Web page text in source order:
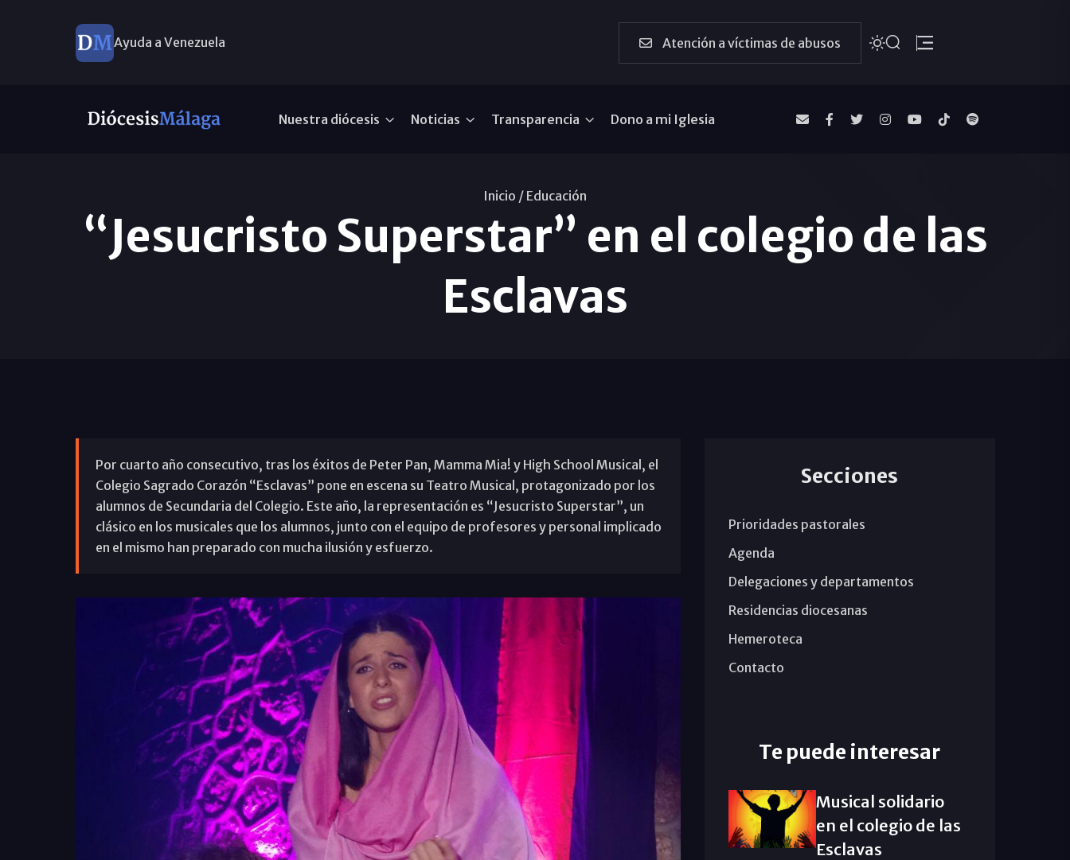
Ayuda a Venezuela Atención a víctimas de abusos
Nuestra diócesis Noticias Transparencia Dono a mi Iglesia
Inicio / Educación
“Jesucristo Superstar” en el colegio de las
Esclavas
Por cuarto año consecutivo, tras los éxitos de Peter Pan, Mamma Mia! y High School Musical, el
Colegio Sagrado Corazón “Esclavas” pone en escena su Teatro Musical, protagonizado por los
alumnos de Secundaria del Colegio. Este año, la representación es “Jesucristo Superstar”, un
clásico en los musicales que los alumnos, junto con el equipo de profesores y personal implicado
en el mismo han preparado con mucha ilusión y esfuerzo.
Secciones
Prioridades pastorales
Agenda
Delegaciones y departamentos
Residencias diocesanas
Hemeroteca
Contacto
Te puede interesar
Musical solidario
en el colegio de las
Esclavas